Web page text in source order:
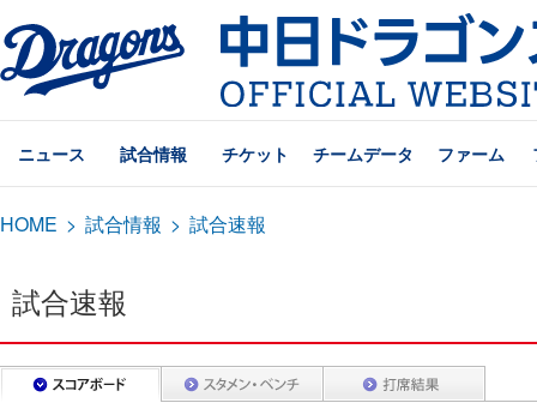
ニュース 試合情報 チケット チームデータ ファーム
HOME > 試合情報 > 試合速報
試合速報